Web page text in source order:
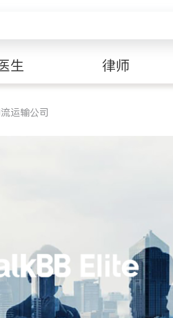
生 律师
运输公司